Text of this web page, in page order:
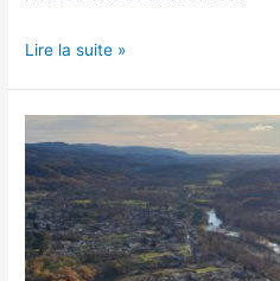
La
Malzieu-
ville
dans
les
Lire la suite »